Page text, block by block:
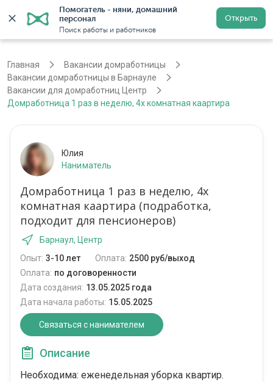
Помогатель - няни, домашний
персонал
Поиск работы и работников
Открыть
Регистрация
Главная
Вакансии домработницы
Вакансии домработницы в Барнауле
Вакансии для домработниц Центр
Домработница 1 раз в неделю, 4х комнатная каартира
Юлия
Наниматель
Домработница 1 раз в неделю, 4х
комнатная каартира (подработка,
подходит для пенсионеров)
Барнаул, Центр
Опыт: 3-10 лет Оплата: 2500 руб/выход
Оплата: по договоренности
Дата создания: 13.05.2025 года
Дата начала работы: 15.05.2025
Связаться с нанимателем
Описание
Необходима: еженедельная уборка квартир.